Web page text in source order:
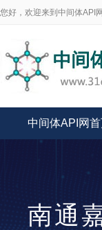
您好，欢迎来到中间体API
中间体API网
南通